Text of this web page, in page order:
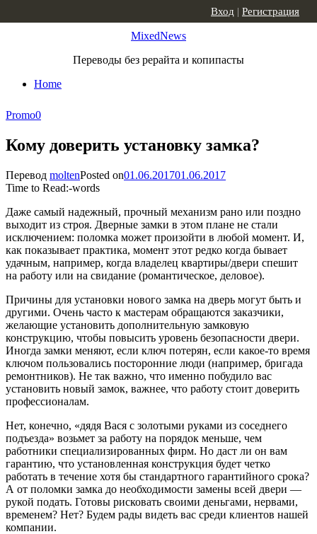
MixedNews
Переводы без рерайта и копипасты
Home
Вход | Регистрация
Promo0
Кому доверить установку замка?
Перевод moltenPosted on01.06.201701.06.2017
Time to Read:-words
Даже самый надежный, прочный механизм рано или поздно
выходит из строя. Дверные замки в этом плане не стали
исключением: поломка может произойти в любой момент. И,
как показывает практика, момент этот редко когда бывает
удачным, например, когда владелец квартиры/двери спешит
на работу или на свидание (романтическое, деловое).
Причины для установки нового замка на дверь могут быть и
другими. Очень часто к мастерам обращаются заказчики,
желающие установить дополнительную замковую
конструкцию, чтобы повысить уровень безопасности двери.
Иногда замки меняют, если ключ потерян, если какое-то время
ключом пользовались посторонние люди (например, бригада
ремонтников). Не так важно, что именно побудило вас
установить новый замок, важнее, что работу стоит доверить
профессионалам.
Нет, конечно, «дядя Вася с золотыми руками из соседнего
подъезда» возьмет за работу на порядок меньше, чем
работники специализированных фирм. Но даст ли он вам
гарантию, что установленная конструкция будет четко
работать в течение хотя бы стандартного гарантийного срока?
А от поломки замка до необходимости замены всей двери —
рукой подать. Готовы рисковать своими деньгами, нервами,
временем? Нет? Будем рады видеть вас среди клиентов нашей
компании.